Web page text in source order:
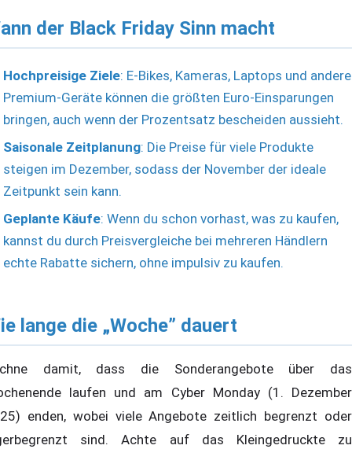
der Black Friday Sinn macht
Hochpreisige Ziele: E-Bikes, Kameras, Laptops und andere
Premium-Geräte können die größten Euro-Einsparungen
bringen, auch wenn der Prozentsatz bescheiden aussieht.
Saisonale Zeitplanung: Die Preise für viele Produkte
steigen im Dezember, sodass der November der ideale
Zeitpunkt sein kann.
Geplante Käufe: Wenn du schon vorhast, was zu kaufen,
kannst du durch Preisvergleiche bei mehreren Händlern
echte Rabatte sichern, ohne impulsiv zu kaufen.
lange die „Woche” dauert
damit, dass die Sonderangebote über das
laufen und am Cyber Monday (1. Dezember
enden, wobei viele Angebote zeitlich begrenzt oder
sind. Achte auf das Kleingedruckte zu